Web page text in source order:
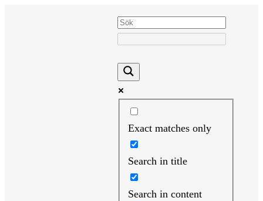
Exact matches only
Search in title
Search in content